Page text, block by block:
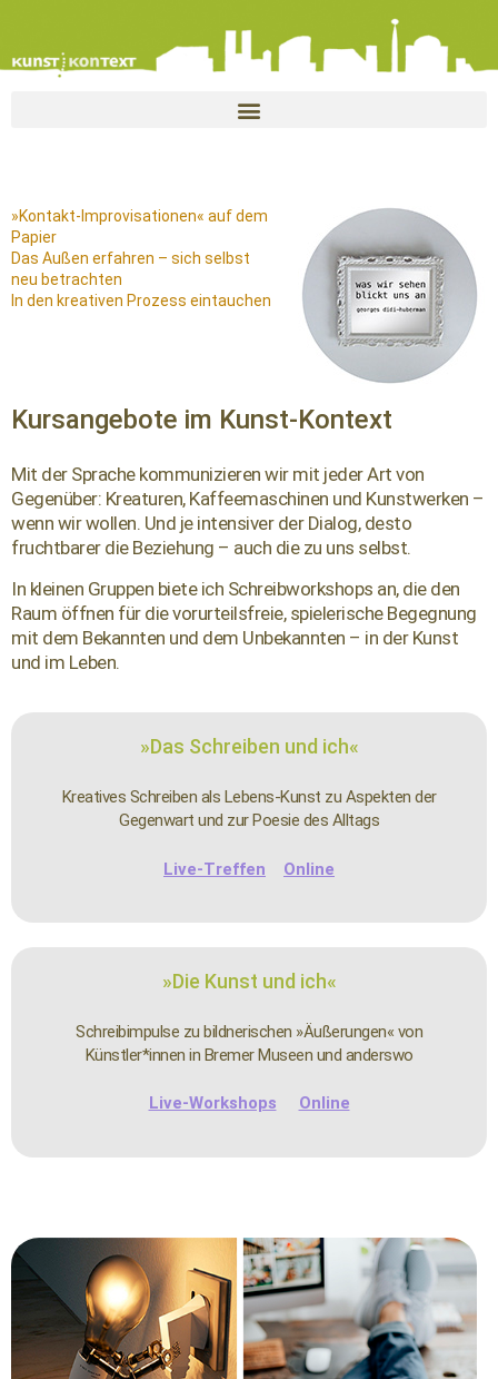
»Kontakt-Improvisationen« auf dem
Papier
Das Außen erfahren – sich selbst
neu betrachten
In den kreativen Prozess eintauchen
Kursangebote im Kunst-Kontext
Mit der Sprache kommunizieren wir mit jeder Art von
Gegenüber: Kreaturen, Kaffeemaschinen und Kunstwerken –
wenn wir wollen. Und je intensiver der Dialog, desto
fruchtbarer die Beziehung – auch die zu uns selbst.
In kleinen Gruppen biete ich Schreibworkshops an, die den
Raum öffnen für die vorurteilsfreie, spielerische Begegnung
mit dem Bekannten und dem Unbekannten – in der Kunst
und im Leben.
»Das Schreiben und ich«
Kreatives Schreiben als Lebens-Kunst zu Aspekten der
Gegenwart und zur Poesie des Alltags
Live-Treffen Online
»Die Kunst und ich«
Schreibimpulse zu bildnerischen »Äußerungen« von
Künstler*innen in Bremer Museen und anderswo
Live-Workshops Online